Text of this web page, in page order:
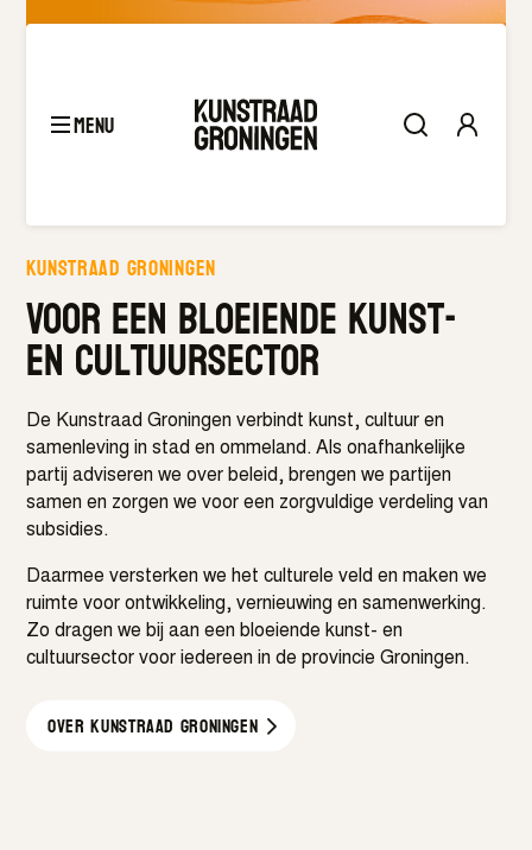
menu
Kunstraad groningen
Voor een bloeiende kunst-
en cultuursector
De Kunstraad Groningen verbindt kunst, cultuur en
samenleving in stad en ommeland. Als onafhankelijke
partij adviseren we over beleid, brengen we partijen
samen en zorgen we voor een zorgvuldige verdeling van
subsidies.
Daarmee versterken we het culturele veld en maken we
ruimte voor ontwikkeling, vernieuwing en samenwerking.
Zo dragen we bij aan een bloeiende kunst- en
cultuursector voor iedereen in de provincie Groningen.
Over kunstraad GRONINGEN